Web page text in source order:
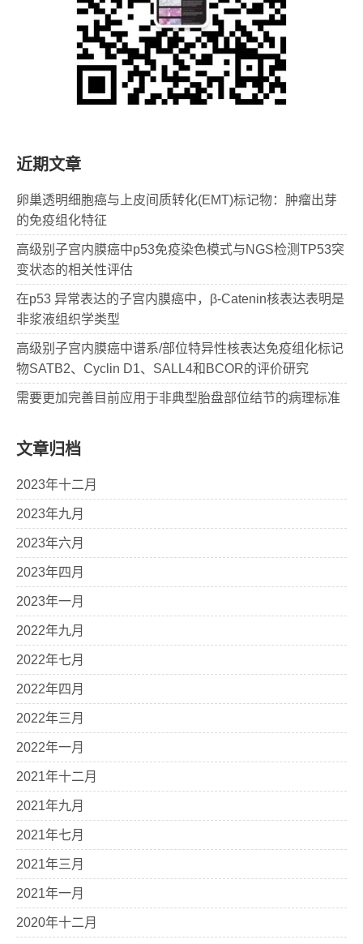
近期文章
卵巢透明细胞癌与上皮间质转化(EMT)标记物：肿瘤出芽
的免疫组化特征
高级别子宫内膜癌中p53免疫染色模式与NGS检测TP53突
变状态的相关性评估
在p53 异常表达的子宫内膜癌中，β-Catenin核表达表明是
非浆液组织学类型
高级别子宫内膜癌中谱系/部位特异性核表达免疫组化标记
物SATB2、Cyclin D1、SALL4和BCOR的评价研究
需要更加完善目前应用于非典型胎盘部位结节的病理标准
文章归档
2023年十二月
2023年九月
2023年六月
2023年四月
2023年一月
2022年九月
2022年七月
2022年四月
2022年三月
2022年一月
2021年十二月
2021年九月
2021年七月
2021年三月
2021年一月
2020年十二月